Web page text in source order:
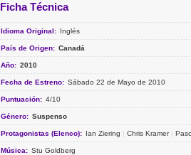
Ficha Técnica
Idioma Original: Inglés
País de Origen: Canadá
Año: 2010
Fecha de Estreno: Sábado 22 de Mayo de 2010
Puntuación: 4/10
Género: Suspenso
Protagonistas (Elenco): Ian Ziering | Chris Kramer|
Música: Stu Goldberg